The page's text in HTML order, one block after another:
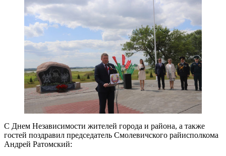
С Днем Независимости жителей города и района, а также
гостей поздравил председатель Смолевичского райисполкома
Андрей Ратомский: